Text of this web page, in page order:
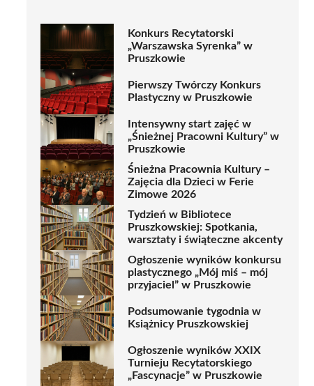
Konkurs Recytatorski
„Warszawska Syrenka” w
Pruszkowie
Pierwszy Twórczy Konkurs
Plastyczny w Pruszkowie
Intensywny start zajęć w
„Śnieżnej Pracowni Kultury” w
Pruszkowie
Śnieżna Pracownia Kultury –
Zajęcia dla Dzieci w Ferie
Zimowe 2026
Tydzień w Bibliotece
Pruszkowskiej: Spotkania,
warsztaty i świąteczne akcenty
Ogłoszenie wyników konkursu
plastycznego „Mój miś – mój
przyjaciel” w Pruszkowie
Podsumowanie tygodnia w
Książnicy Pruszkowskiej
Ogłoszenie wyników XXIX
Turnieju Recytatorskiego
„Fascynacje” w Pruszkowie